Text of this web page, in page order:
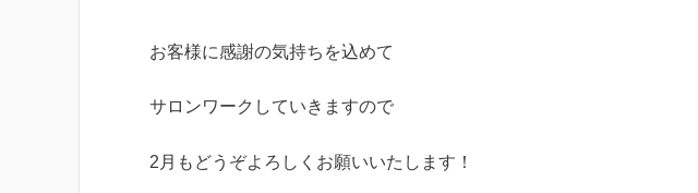
お客様に感謝の気持ちを込めて
サロンワークしていきますので
2月もどうぞよろしくお願いいたします！